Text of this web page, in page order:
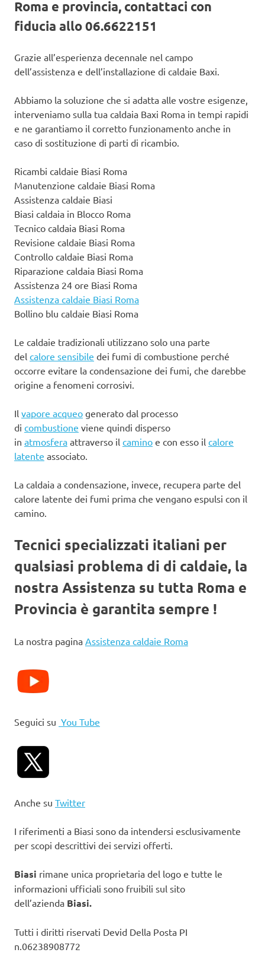
Roma e provincia, contattaci con
fiducia allo 06.6622151
Grazie all’esperienza decennale nel campo
dell’assistenza e dell’installazione di caldaie Baxi.
Abbiamo la soluzione che si adatta alle vostre esigenze,
interveniamo sulla tua caldaia Baxi Roma in tempi rapidi
e ne garantiamo il corretto funzionamento anche in
caso di sostituzione di parti di ricambio.
Ricambi caldaie Biasi Roma
Manutenzione caldaie Biasi Roma
Assistenza caldaie Biasi
Biasi caldaia in Blocco Roma
Tecnico caldaia Biasi Roma
Revisione caldaie Biasi Roma
Controllo caldaie Biasi Roma
Riparazione caldaia Biasi Roma
Assistenza 24 ore Biasi Roma
Assistenza caldaie Biasi Roma
Bollino blu caldaie Biasi Roma
Le caldaie tradizionali utilizzano solo una parte
del calore sensibile dei fumi di combustione perché
occorre evitare la condensazione dei fumi, che darebbe
origine a fenomeni corrosivi.
Il vapore acqueo generato dal processo
di combustione viene quindi disperso
in atmosfera attraverso il camino e con esso il calore
latente associato.
La caldaia a condensazione, invece, recupera parte del
calore latente dei fumi prima che vengano espulsi con il
camino.
Tecnici specializzati italiani per
qualsiasi problema di di caldaie, la
nostra Assistenza su tutta Roma e
Provincia è garantita sempre !
La nostra pagina Assistenza caldaie Roma
Seguici su You Tube
Anche su Twitter
I riferimenti a Biasi sono da intendersi esclusivamente
per scopi descrittivi dei servizi offerti.
Biasi rimane unica proprietaria del logo e tutte le
informazioni ufficiali sono fruibili sul sito
dell’azienda Biasi.
Tutti i diritti riservati Devid Della Posta PI
n.06238908772